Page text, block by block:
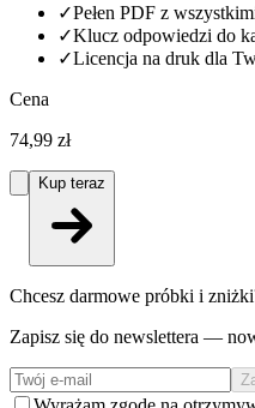
✓Pełen PDF z
✓Klucz odpowiedzi do
✓Licencja na druk dla
Cena
74,99 zł
Kup teraz
Chcesz darmowe próbki i
Zapisz się do newslettera —